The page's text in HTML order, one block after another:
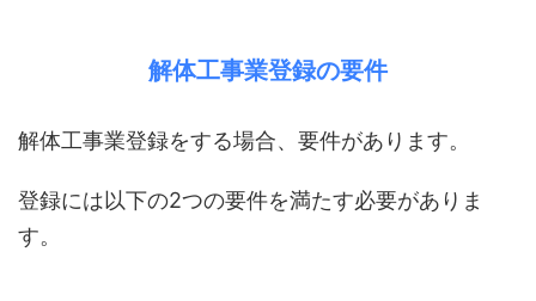
解体工事業登録の要件
解体工事業登録をする場合、要件があります。
登録には以下の2つの要件を満たす必要がありま
す。